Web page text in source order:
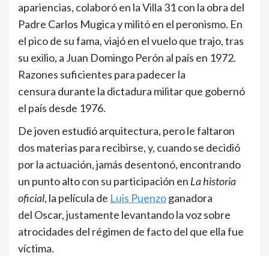
apariencias, colaboró en la Villa 31 con la obra del
Padre Carlos Mugica y militó en el peronismo. En
el pico de su fama, viajó en el vuelo que trajo, tras
su exilio, a Juan Domingo Perón al país en 1972.
Razones suficientes para padecer la
censura durante la dictadura militar que gobernó
el país desde 1976.
De joven estudió arquitectura, pero le faltaron
dos materias para recibirse, y, cuando se decidió
por la actuación, jamás desentonó, encontrando
un punto alto con su participación en La historia
oficial, la película de Luis Puenzoganadora
del Oscar, justamente levantando la voz sobre
atrocidades del régimen de facto del que ella fue
víctima.